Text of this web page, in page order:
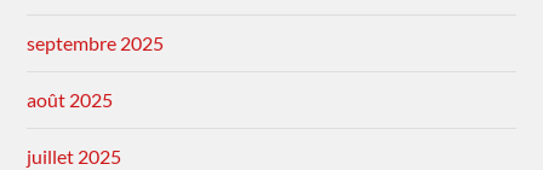
septembre 2025
août 2025
juillet 2025